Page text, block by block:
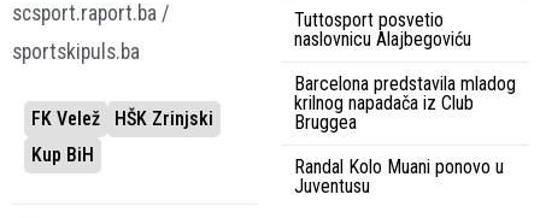
scsport.raport.ba /
sportskipuls.ba
FK Velež
HŠK Zrinjski
Kup BiH
Tuttosport posvetio
naslovnicu Alajbegoviću
Barcelona predstavila mladog
krilnog napadača iz Club
Bruggea
Randal Kolo Muani ponovo u
Juventusu